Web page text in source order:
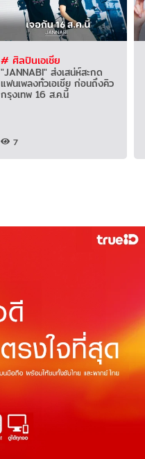
# ศิลปินเอเชีย
"JANNABI" ส่งเสน่ห์สะกด
แฟนเพลงทั่วเอเชีย ก่อนถึงคิว
กรุงเทพ 16 ส.ค.นี้
7